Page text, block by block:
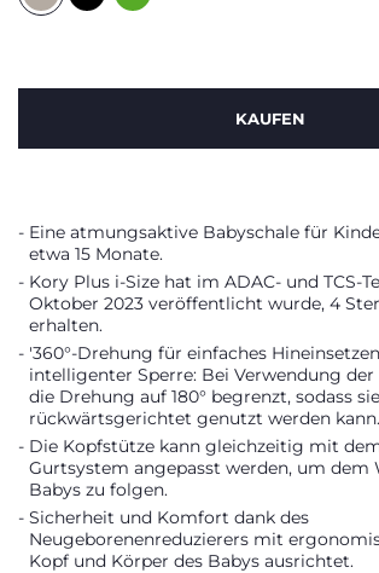
KAUFEN
Eine atmungsaktive Babyschale für
etwa 15 Monate.
Kory Plus i-Size hat im ADAC- und TCS-
Oktober 2023 veröffentlicht wurde, 4
erhalten.
'360°-Drehung für einfaches
intelligenter Sperre: Bei Verwendung der
die Drehung auf 180° begrenzt, sodass
rückwärtsgerichtet genutzt werden kann.
Die Kopfstütze kann gleichzeitig mit
Gurtsystem angepasst werden, um dem
Babys zu folgen.
Sicherheit und Komfort dank des
Neugeborenenreduzierers mit
Kopf und Körper des Babys ausrichtet.